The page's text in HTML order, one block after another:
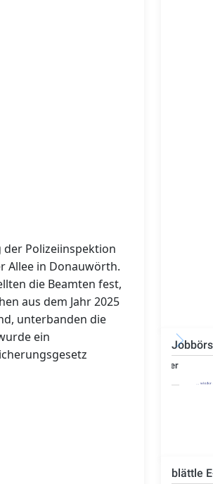
der Polizeiinspektion
Allee in Donauwörth.
die Beamten fest,
aus dem Jahr 2025
unterbanden die
ein
Bauzeichner/Bautechniker
blättle